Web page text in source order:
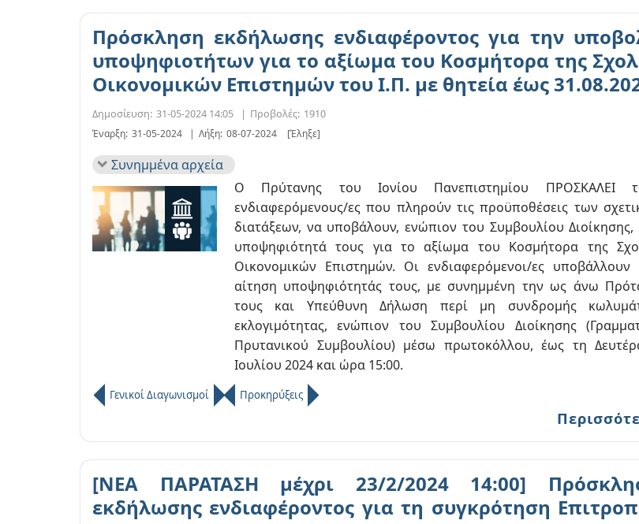
Πρόσκληση εκδήλωσης ενδιαφέροντος για την
υποψηφιοτήτων για το αξίωμα του Κοσμήτορα της
Οικονομικών Επιστημών του Ι.Π. με θητεία έως
Δημοσίευση: 31-05-2024 14:05 | Προβολές: 1910
Έναρξη: 31-05-2024 | Λήξη: 08-07-2024 [Έληξε]
Συνημμένα αρχεία
Ο Πρύτανης του Ιονίου Πανεπιστημίου ΠΡΟΣΚΑΛΕΙ
ενδιαφερόμενους/ες που πληρούν τις προϋποθέσεις των
διατάξεων, να υποβάλουν, ενώπιον του Συμβουλίου Διοίκησης,
υποψηφιότητά τους για το αξίωμα του Κοσμήτορα της
Οικονομικών Επιστημών. Οι ενδιαφερόμενοι/ες υποβάλλουν
αίτηση υποψηφιότητάς τους, με συνημμένη την ως άνω
τους και Υπεύθυνη Δήλωση περί μη συνδρομής
εκλογιμότητας, ενώπιον του Συμβουλίου Διοίκησης
Πρυτανικού Συμβουλίου) μέσω πρωτοκόλλου, έως τη
Ιουλίου 2024 και ώρα 15:00.
Γενικοί Διαγωνισμοί Προκηρύξεις
[ΝΕΑ ΠΑΡΑΤΑΣΗ μέχρι 23/2/2024 14:00]
εκδήλωσης ενδιαφέροντος για τη συγκρότηση